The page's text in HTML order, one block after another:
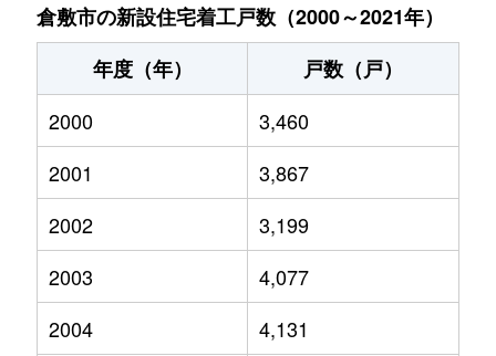
倉敷市の新設住宅着工戸数（2000～2021年）
年度（年）
戸数（戸）
2000
3,460
2001
3,867
2002
3,199
2003
4,077
2004
4,131